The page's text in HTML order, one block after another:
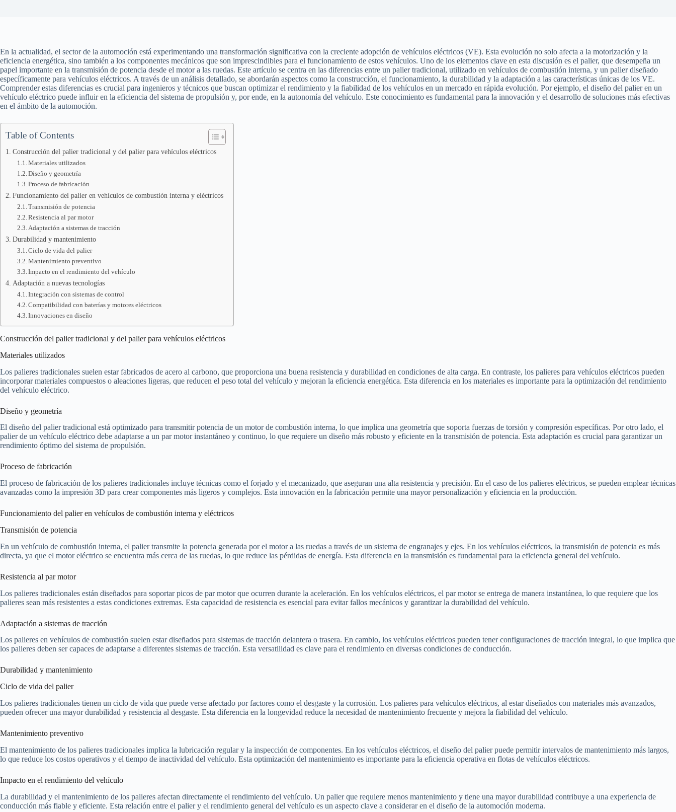
En la actualidad, el sector de la automoción está experimentando una transformación significativa con la creciente adopción de vehículos eléctricos (VE). Esta evolución no solo afecta a la motorización y la
eficiencia energética, sino también a los componentes mecánicos que son imprescindibles para el funcionamiento de estos vehículos. Uno de los elementos clave en esta discusión es el palier, que desempeña un
papel importante en la transmisión de potencia desde el motor a las ruedas. Este artículo se centra en las diferencias entre un palier tradicional, utilizado en vehículos de combustión interna, y un palier diseñado
específicamente para vehículos eléctricos. A través de un análisis detallado, se abordarán aspectos como la construcción, el funcionamiento, la durabilidad y la adaptación a las características únicas de los VE.
Comprender estas diferencias es crucial para ingenieros y técnicos que buscan optimizar el rendimiento y la fiabilidad de los vehículos en un mercado en rápida evolución. Por ejemplo, el diseño del palier en un
vehículo eléctrico puede influir en la eficiencia del sistema de propulsión y, por ende, en la autonomía del vehículo. Este conocimiento es fundamental para la innovación y el desarrollo de soluciones más efectivas
en el ámbito de la automoción.
Table of Contents
Construcción del palier tradicional y del palier para vehículos eléctricos
Materiales utilizados
Diseño y geometría
Proceso de fabricación
Funcionamiento del palier en vehículos de combustión interna y eléctricos
Transmisión de potencia
Resistencia al par motor
Adaptación a sistemas de tracción
Durabilidad y mantenimiento
Ciclo de vida del palier
Mantenimiento preventivo
Impacto en el rendimiento del vehículo
Adaptación a nuevas tecnologías
Integración con sistemas de control
Compatibilidad con baterías y motores eléctricos
Innovaciones en diseño
Construcción del palier tradicional y del palier para vehículos eléctricos
Materiales utilizados
Los palieres tradicionales suelen estar fabricados de acero al carbono, que proporciona una buena resistencia y durabilidad en condiciones de alta carga. En contraste, los palieres para vehículos eléctricos pueden
incorporar materiales compuestos o aleaciones ligeras, que reducen el peso total del vehículo y mejoran la eficiencia energética. Esta diferencia en los materiales es importante para la optimización del rendimiento
del vehículo eléctrico.
Diseño y geometría
El diseño del palier tradicional está optimizado para transmitir potencia de un motor de combustión interna, lo que implica una geometría que soporta fuerzas de torsión y compresión específicas. Por otro lado, el
palier de un vehículo eléctrico debe adaptarse a un par motor instantáneo y continuo, lo que requiere un diseño más robusto y eficiente en la transmisión de potencia. Esta adaptación es crucial para garantizar un
rendimiento óptimo del sistema de propulsión.
Proceso de fabricación
El proceso de fabricación de los palieres tradicionales incluye técnicas como el forjado y el mecanizado, que aseguran una alta resistencia y precisión. En el caso de los palieres eléctricos, se pueden emplear técnicas
avanzadas como la impresión 3D para crear componentes más ligeros y complejos. Esta innovación en la fabricación permite una mayor personalización y eficiencia en la producción.
Funcionamiento del palier en vehículos de combustión interna y eléctricos
Transmisión de potencia
En un vehículo de combustión interna, el palier transmite la potencia generada por el motor a las ruedas a través de un sistema de engranajes y ejes. En los vehículos eléctricos, la transmisión de potencia es más
directa, ya que el motor eléctrico se encuentra más cerca de las ruedas, lo que reduce las pérdidas de energía. Esta diferencia en la transmisión es fundamental para la eficiencia general del vehículo.
Resistencia al par motor
Los palieres tradicionales están diseñados para soportar picos de par motor que ocurren durante la aceleración. En los vehículos eléctricos, el par motor se entrega de manera instantánea, lo que requiere que los
palieres sean más resistentes a estas condiciones extremas. Esta capacidad de resistencia es esencial para evitar fallos mecánicos y garantizar la durabilidad del vehículo.
Adaptación a sistemas de tracción
Los palieres en vehículos de combustión suelen estar diseñados para sistemas de tracción delantera o trasera. En cambio, los vehículos eléctricos pueden tener configuraciones de tracción integral, lo que implica que
los palieres deben ser capaces de adaptarse a diferentes sistemas de tracción. Esta versatilidad es clave para el rendimiento en diversas condiciones de conducción.
Durabilidad y mantenimiento
Ciclo de vida del palier
Los palieres tradicionales tienen un ciclo de vida que puede verse afectado por factores como el desgaste y la corrosión. Los palieres para vehículos eléctricos, al estar diseñados con materiales más avanzados,
pueden ofrecer una mayor durabilidad y resistencia al desgaste. Esta diferencia en la longevidad reduce la necesidad de mantenimiento frecuente y mejora la fiabilidad del vehículo.
Mantenimiento preventivo
El mantenimiento de los palieres tradicionales implica la lubricación regular y la inspección de componentes. En los vehículos eléctricos, el diseño del palier puede permitir intervalos de mantenimiento más largos,
lo que reduce los costos operativos y el tiempo de inactividad del vehículo. Esta optimización del mantenimiento es importante para la eficiencia operativa en flotas de vehículos eléctricos.
Impacto en el rendimiento del vehículo
La durabilidad y el mantenimiento de los palieres afectan directamente el rendimiento del vehículo. Un palier que requiere menos mantenimiento y tiene una mayor durabilidad contribuye a una experiencia de
conducción más fiable y eficiente. Esta relación entre el palier y el rendimiento general del vehículo es un aspecto clave a considerar en el diseño de la automoción moderna.